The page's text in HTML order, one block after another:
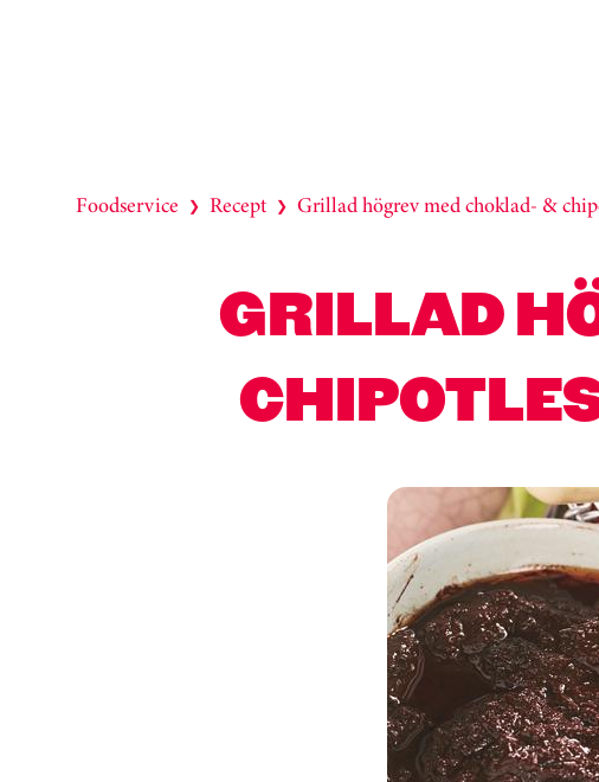
Foodservice ❯ Recept ❯ Grillad högrev med choklad- &
GRILLAD